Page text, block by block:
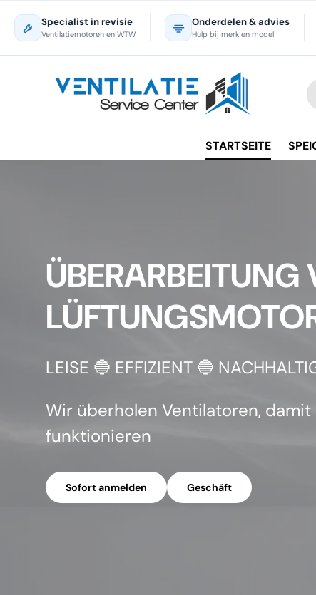
Direkt zum Inhalt
Specialist in revisie
Ventilatiemotoren en WTW
Onderdelen & advies
Hulp bij merk en model
Art
STARTSEITE
ÜBERARBEITUNG
LEISE 🔵 EFFIZIENT 🔵
Wir überholen Ventilatoren,
funktionieren
Sofort anmelden Geschäft